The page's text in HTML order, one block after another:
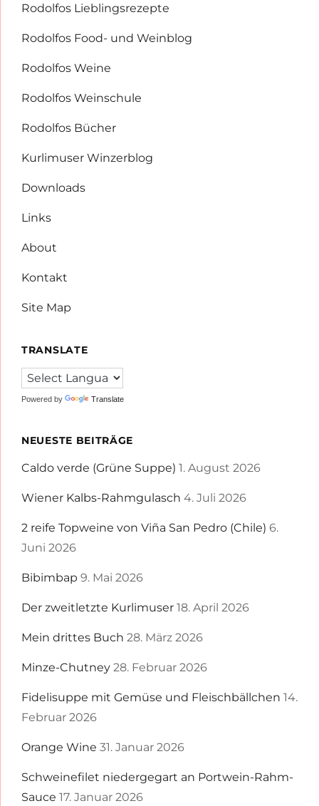
Rodolfos Lieblingsrezepte
Rodolfos Food- und Weinblog
Rodolfos Weine
Rodolfos Weinschule
Rodolfos Bücher
Kurlimuser Winzerblog
Downloads
Links
About
Kontakt
Site Map
TRANSLATE
Powered by Translate
NEUESTE BEITRÄGE
Caldo verde (Grüne Suppe) 1. August 2026
Wiener Kalbs-Rahmgulasch 4. Juli 2026
2 reife Topweine von Viña San Pedro (Chile) 6.
Juni 2026
Bibimbap 9. Mai 2026
Der zweitletzte Kurlimuser 18. April 2026
Mein drittes Buch 28. März 2026
Minze-Chutney 28. Februar 2026
Fidelisuppe mit Gemüse und Fleischbällchen 14.
Februar 2026
Orange Wine 31. Januar 2026
Schweinefilet niedergegart an Portwein-Rahm-
Sauce 17. Januar 2026